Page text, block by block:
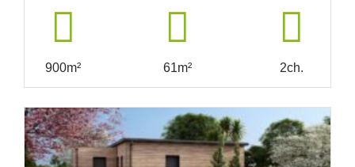
900m² 61m² 2ch.